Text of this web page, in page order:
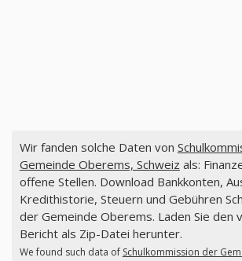
Wir fanden solche Daten von
Gemeinde Oberems, Schweiz als:
offene Stellen. Download Bankkonten,
Kredithistorie, Steuern und Gebühren
der Gemeinde Oberems. Laden Sie den
Bericht als Zip-Datei herunter.
We found such data of Schulkommission der